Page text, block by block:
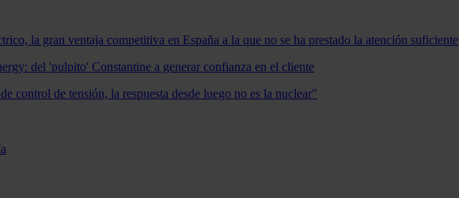
la gran ventaja competitiva en España a la que no se ha prestado la atención suficiente
del 'pulpito' Constantine a generar confianza en el cliente
control de tensión, la respuesta desde luego no es la nuclear"